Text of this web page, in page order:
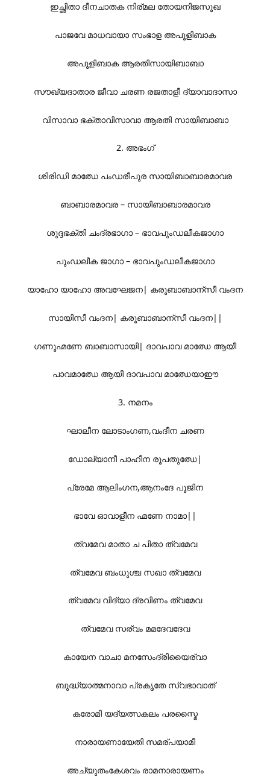
ഇച്ഛിതാ ദീനചാതക നിര്മല തോയനിജസൂഖ
പാജവേ മാധവായാ സംഭാള അപൂളിബാക
അപൂളിബാക ആരതിസായിബാബാ
സൗഖ്യദാതാര ജീവാ ചരണ രജതാളീ ദ്യാവാദാസാ
വിസാവാ ഭക്താവിസാവാ ആരതി സായിബാബാ
2. അഭംഗ്
ശിരിഡി മാഝേ പംഡരീപുര സായിബാബാരമാവര
ബാബാരമാവര – സായിബാബാരമാവര
ശുദ്ദഭക്തി ചംദ്രഭാഗാ – ഭാവപുംഡലീകജാഗാ
പുംഡലീക ജാഗാ – ഭാവപുംഡലീകജാഗാ
യാഹോ യാഹോ അവഘേജന| കരൂബാബാന്സീ വംദന
സായിസീ വംദന| കരൂബാബാന്സീ വംദന||
ഗണൂഹ്മണേ ബാബാസായി| ദാവപാവ മാഝേ ആയീ
പാവമാഝേ ആയീ ദാവപാവ മാഝേയാ‌ഈ
3. നമനം
ഘാലീന ലോടാംഗണ,വംദീന ചരണ
ഡോല്യാനീ പാഹീന രൂപതുഝേ|
പ്രേമേ ആലിംഗന,ആനംദേ പൂജിന
ഭാവേ ഓവാളീന ഹ്മണേ നാമാ||
ത്വമേവ മാതാ ച പിതാ ത്വമേവ
ത്വമേവ ബംധുശ്ച സഖാ ത്വമേവ
ത്വമേവ വിദ്യാ ദ്രവിണം ത്വമേവ
ത്വമേവ സര്വം മമദേവദേവ
കായേന വാചാ മനസേംദ്രിയൈര്വാ
ബുദ്ധ്യാത്മനാവാ പ്രകൃതേ സ്വഭാവാത്
കരോമി യദ്യത്സകലം പരസ്മൈ
നാരായണായേതി സമര്പയാമീ
അച്യുതംകേശവം രാമനാരായണം